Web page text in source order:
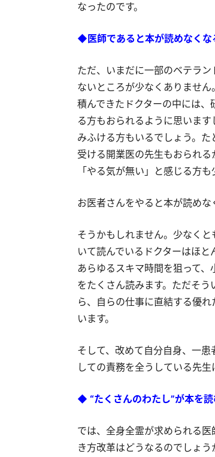
なったのです。
◆医師であると本が読めなくな
ただ、いまだに一部のベテラ
ないところが少なくありませ
積んできたドクターの中には
る方もおられるように思いま
みふける方もいるでしょう。
受ける開業医の先生もおられ
「やる気が無い」と感じる方
お医者さんをやると本が読めな
そうかもしれません。少なく
いて読んでいるドクターはほと
あらゆるスキマ時間を狙って
をたくさん読みます。ただそ
ら、自らの仕事に直結する優
います。
そして、改めて自分自身、一
しての責務を全うしている先生
◆ “たくさんのわたし”が本を読
では、全身全霊が求められる
き方改革はどうなるのでしょう